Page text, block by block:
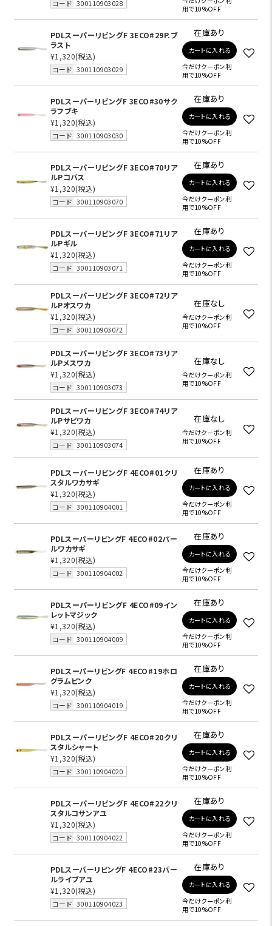
コード 300110903028
用で10%OFF
PDLスーパーリビングF 3ECO#29P.ブ
ラスト
¥1,320(税込)
コード 300110903029
在庫あり
カートに入れる
今だけクーポン利
用で10%OFF
PDLスーパーリビングF 3ECO#30サク
ラフブキ
¥1,320(税込)
コード 300110903030
在庫あり
カートに入れる
今だけクーポン利
用で10%OFF
PDLスーパーリビングF 3ECO#70リア
ルPコバス
¥1,320(税込)
コード 300110903070
在庫あり
カートに入れる
今だけクーポン利
用で10%OFF
PDLスーパーリビングF 3ECO#71リア
ルPギル
¥1,320(税込)
コード 300110903071
在庫あり
カートに入れる
今だけクーポン利
用で10%OFF
PDLスーパーリビングF 3ECO#72リア
ルPオスワカ
¥1,320(税込)
コード 300110903072
在庫なし
今だけクーポン利
用で10%OFF
PDLスーパーリビングF 3ECO#73リア
ルPメスワカ
¥1,320(税込)
コード 300110903073
在庫なし
今だけクーポン利
用で10%OFF
PDLスーパーリビングF 3ECO#74リア
ルPサビワカ
¥1,320(税込)
コード 300110903074
在庫なし
今だけクーポン利
用で10%OFF
PDLスーパーリビングF 4ECO#01クリ
スタルワカサギ
¥1,320(税込)
コード 300110904001
在庫あり
カートに入れる
今だけクーポン利
用で10%OFF
PDLスーパーリビングF 4ECO#02パー
ルワカサギ
¥1,320(税込)
コード 300110904002
在庫あり
カートに入れる
今だけクーポン利
用で10%OFF
PDLスーパーリビングF 4ECO#09イン
レットマジック
¥1,320(税込)
コード 300110904009
在庫あり
カートに入れる
今だけクーポン利
用で10%OFF
PDLスーパーリビングF 4ECO#19ホロ
グラムピンク
¥1,320(税込)
コード 300110904019
在庫あり
カートに入れる
今だけクーポン利
用で10%OFF
PDLスーパーリビングF 4ECO#20クリ
スタルシャート
¥1,320(税込)
コード 300110904020
在庫あり
カートに入れる
今だけクーポン利
用で10%OFF
PDLスーパーリビングF 4ECO#22クリ
スタルコサンアユ
¥1,320(税込)
コード 300110904022
在庫あり
カートに入れる
今だけクーポン利
用で10%OFF
PDLスーパーリビングF 4ECO#23パー
ルライブアユ
¥1,320(税込)
コード 300110904023
在庫あり
カートに入れる
今だけクーポン利
用で10%OFF